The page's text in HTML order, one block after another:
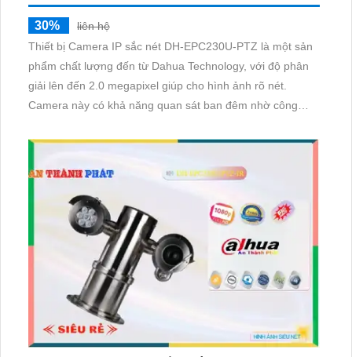
30%
liên hệ
Thiết bị Camera IP sắc nét DH-EPC230U-PTZ là một sản
phẩm chất lượng đến từ Dahua Technology, với độ phân
giải lên đến 2.0 megapixel giúp cho hình ảnh rõ nét.
Camera này có khả năng quan sát ban đêm nhờ công
lúc mọi nơi. Được trang bị công nghệ IP giúp truyền dữ
liệu một cách tin cậy mà không giảm chất lượng, cung cấp
hình ảnh chân thực